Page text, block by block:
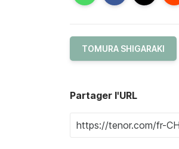
TOMURA SHIGARAKI
Partager l'URL